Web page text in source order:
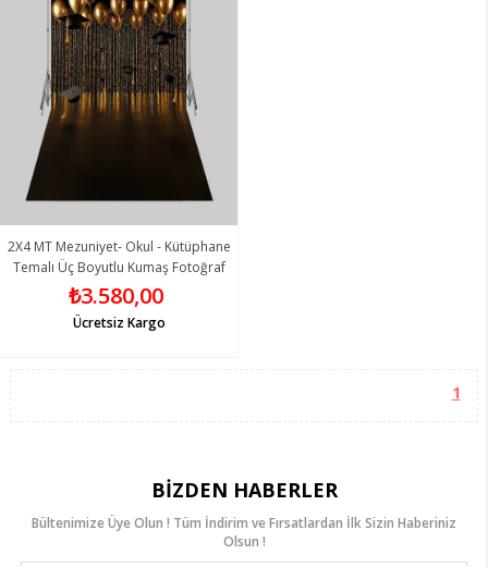
2X4 MT Mezuniyet- Okul - Kütüphane
Temalı Üç Boyutlu Kumaş Fotoğraf
Fonları 21 - Fabric Photography
Backdrop
₺3.580,00
Ücretsiz Kargo
1
BIZDEN HABERLER
Bültenimize Üye Olun ! Tüm İndirim ve Fırsatlardan İlk Sizin Haberiniz
Olsun !